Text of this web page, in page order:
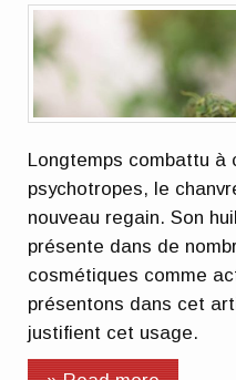
Longtemps combattu à
psychotropes, le
nouveau regain. Son
présente dans de
cosmétiques comme
présentons dans cet
justifient cet usage.